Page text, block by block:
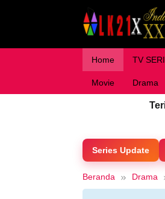
Home TV
Movie Drama
Series Update
Beranda Drama